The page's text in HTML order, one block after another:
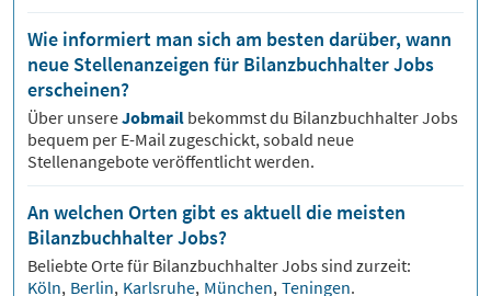
Wie informiert man sich am besten darüber, wann
neue Stellenanzeigen für Bilanzbuchhalter Jobs
erscheinen?
Über unsereJobmail bekommst du BilanzbuchhalterJobs
bequem per E-Mail zugeschickt, sobald neue
Stellenangebote veröffentlicht werden.
An welchen Orten gibt es aktuell die meisten
Bilanzbuchhalter Jobs?
Beliebte Orte für BilanzbuchhalterJobs sind zurzeit:
Köln, Berlin, Karlsruhe, München, Teningen.